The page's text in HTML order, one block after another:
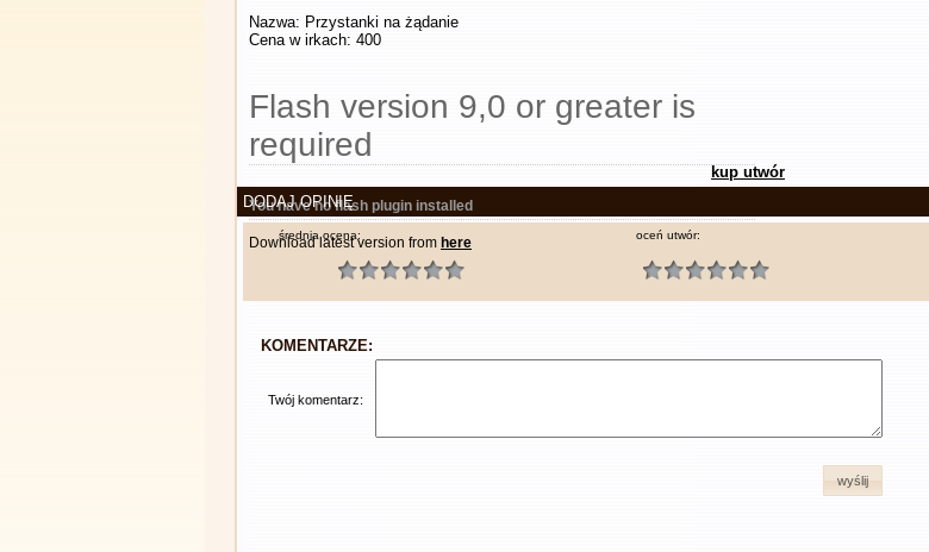
Nazwa: Przystanki na żądanie
Cena w irkach: 400
Flash version 9,0 or greater is
required
You have no flash plugin installed
Download latest version from here
kup utwór
DODAJ OPINIĘ
średnia ocena: oceń utwór:
KOMENTARZE:
Twój komentarz:
wyślij